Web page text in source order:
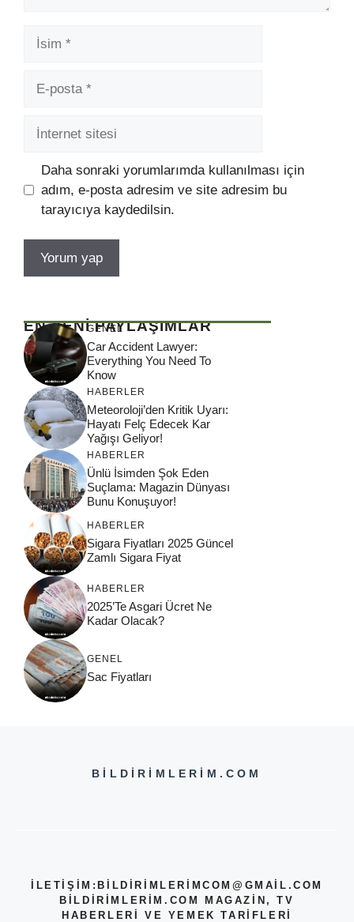
İsim
posta
İnternet
Daha sonraki yorumlarımda kullanılması için
adım, e-posta adresim ve site adresim bu
tarayıcıya kaydedilsin.
EN YENİ PAYLAŞIMLAR
GENEL
Car Accident Lawyer:
Everything You Need To
Know
HABERLER
Meteoroloji’den Kritik Uyarı:
Hayatı Felç Edecek Kar
Yağışı Geliyor!
HABERLER
Ünlü İsimden Şok Eden
Suçlama: Magazin Dünyası
Bunu Konuşuyor!
HABERLER
Sigara Fiyatları 2025 Güncel
Zamlı Sigara Fiyat
HABERLER
2025’Te Asgari Ücret Ne
Kadar Olacak?
GENEL
Sac Fiyatları
BILDIRIMLERIM.COM
İLETİŞİM: BILDIRIMLERIMCOM@GMAIL.COM
BILDIRIMLERIM.COM MAGAZIN, TV
HABERLERI VE YEMEK TARIFLERI